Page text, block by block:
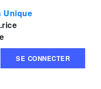
Unique
SE CONNECTER